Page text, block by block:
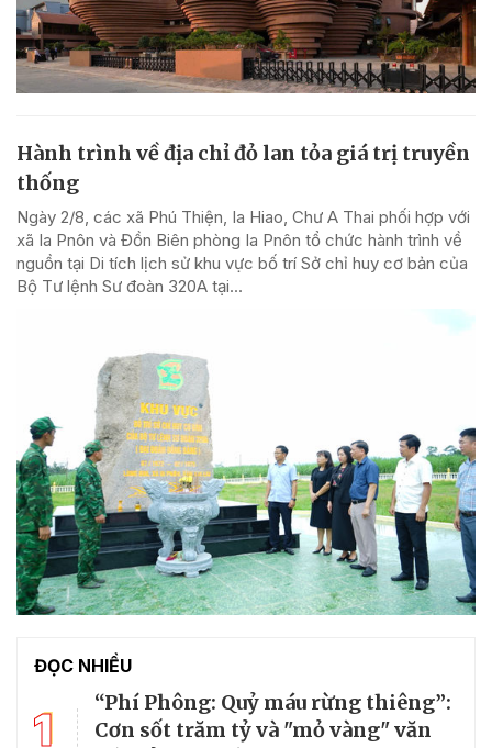
Hành trình về địa chỉ đỏ lan tỏa giá trị truyền
thống
Ngày 2/8, các xã Phú Thiện, Ia Hiao, Chư A Thai phối hợp với
xã Ia Pnôn và Đồn Biên phòng Ia Pnôn tổ chức hành trình về
nguồn tại Di tích lịch sử khu vực bố trí Sở chỉ huy cơ bản của
Bộ Tư lệnh Sư đoàn 320A tại...
ĐỌC NHIỀU
1
“Phí Phông: Quỷ máu rừng thiêng”:
Cơn sốt trăm tỷ và "mỏ vàng" văn